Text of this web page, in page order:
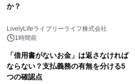
か？
LivelyLifeライブリーライフ株式会社
1時間前
「借用書がないお金」は返さなければ
ならない？支払義務の有無を分ける5
つの確認点